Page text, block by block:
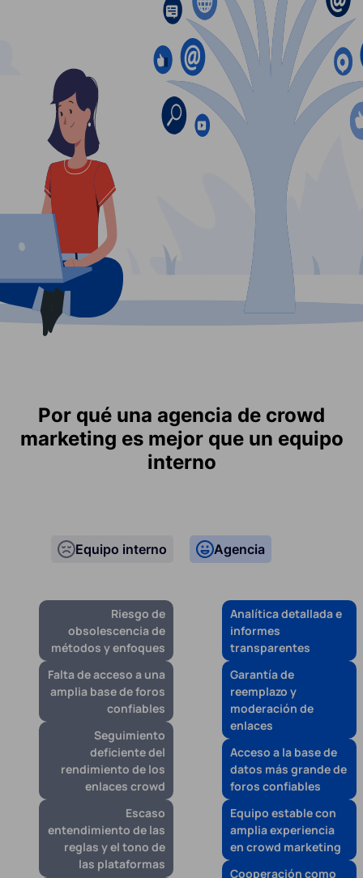
Por qué una agencia de crowd
marketing es mejor que un equipo
interno
Equipo interno
Riesgo de
obsolescencia de
métodos y enfoques
Falta de acceso a una
amplia base de foros
confiables
Seguimiento
deficiente del
rendimiento de los
enlaces crowd
Escaso
entendimiento de las
reglas y el tono de
las plataformas
Agencia
Analítica detallada e
informes
transparentes
Garantía de
reemplazo y
moderación de
enlaces
Acceso a la base de
datos más grande de
foros confiables
Equipo estable con
amplia experiencia
en crowd marketing
Cooperación como